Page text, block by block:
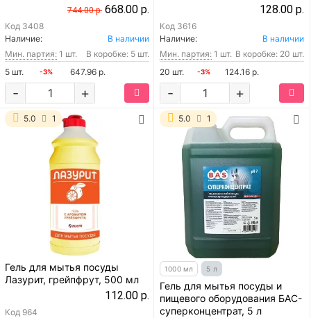
744.00 р. 668.00 р.
Код 3408
Наличие:
В наличии
Мин. партия: 1 шт.
В коробке: 5 шт.
5 шт.
-3% 647.96 р.
+
-
128.00 р.
Код 3616
Наличие:
В наличии
Мин. партия: 1 шт. В коробке: 20 шт.
20 шт.
-3% 124.16 р.
+
-
5.0 1
Гель для мытья посуды
Лазурит, грейпфрут, 500 мл
112.00 р.
Код 964
5.0 1
1000 мл 5 л
Гель для мытья посуды и
пищевого оборудования БАС-
суперконцентрат, 5 л